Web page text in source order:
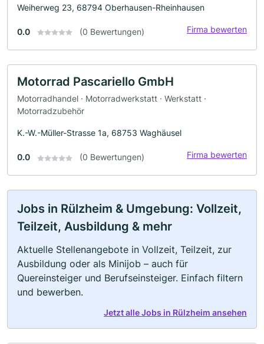
Weiherweg 23, 68794 Oberhausen-Rheinhausen
0.0 (0 Bewertungen) Firma bewerten
Motorrad Pascariello GmbH
Motorradhandel · Motorradwerkstatt · Werkstatt ·
Motorradzubehör
K.-W.-Müller-Strasse 1a, 68753 Waghäusel
0.0 (0 Bewertungen) Firma bewerten
Jobs in Rülzheim & Umgebung: Vollzeit,
Teilzeit, Ausbildung & mehr
Aktuelle Stellenangebote in Vollzeit, Teilzeit, zur
Ausbildung oder als Minijob – auch für
Quereinsteiger und Berufseinsteiger. Einfach filtern
und bewerben.
Jetzt alle Jobs in Rülzheim ansehen